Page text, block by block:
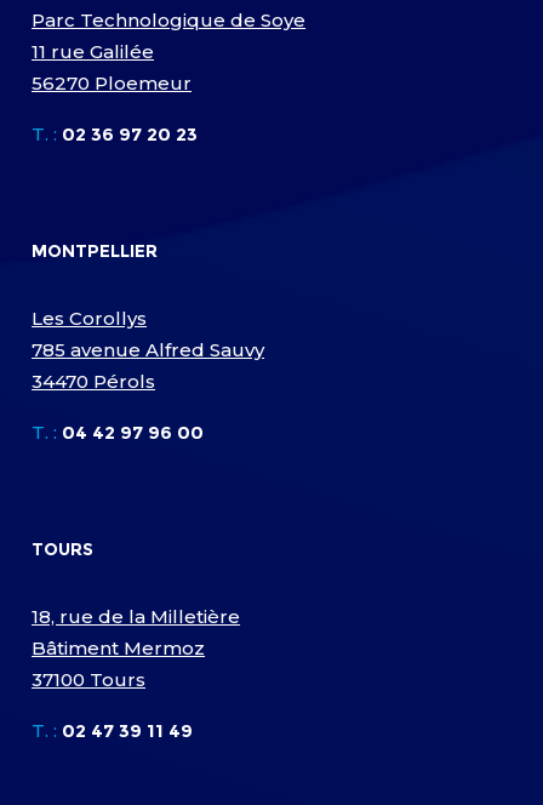
Parc Technologique de Soye
11 rue Galilée
56270 Ploemeur
T. : 02 36 97 20 23
MONTPELLIER
Les Corollys
785 avenue Alfred Sauvy
34470 Pérols
T. : 04 42 97 96 00
TOURS
18, rue de la Milletière
Bâtiment Mermoz
37100 Tours
T. : 02 47 39 11 49